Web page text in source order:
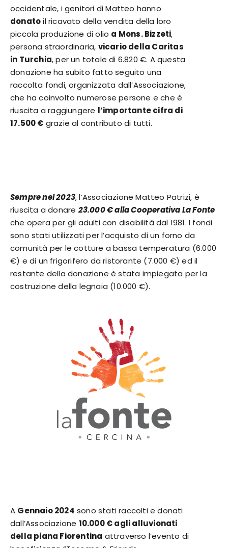
occidentale, i genitori di Matteo hanno
donatoil ricavato della vendita della loro
piccola produzione di olio a Mons. Bizzeti,
persona straordinaria, vicario della Caritas
in Turchia, per un totale di 6.820 €. A questa
donazione ha subito fatto seguito una
raccolta fondi, organizzata dall’Associazione,
che ha coinvolto numerose persone e che è
riuscita a raggiungere l’importante cifra di
17.500 € grazie al contributo di tutti.
Sempre nel 2023, l’Associazione Matteo Patrizi, è
riuscita a donare 23.000 € alla Cooperativa La Fonte
che opera per gli adulti con disabilità dal 1981. I fondi
sono stati utilizzati per l’acquisto di un forno da
comunità per le cotture a bassa temperatura (6.000
€) e di un frigorifero da ristorante (7.000 €) ed il
restante della donazione è stata impiegata per la
costruzione della legnaia (10.000 €).
A Gennaio 2024 sono stati raccolti e donati
dall’Associazione 10.000 € agli alluvionati
della piana Fiorentina attraverso l’evento di